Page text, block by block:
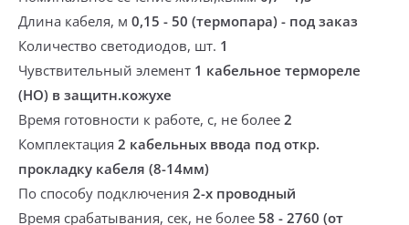
Длина кабеля, м 0,15 - 50 (термопара) - под заказ
Количество светодиодов, шт. 1
Чувствительный элемент 1 кабельное термореле
(НО) в защитн.кожухе
Время готовности к работе, с, не более 2
Комплектация 2 кабельных ввода под откр.
прокладку кабеля (8-14мм)
По способу подключения 2-х проводный
Время срабатывания, сек, не более 58 - 2760 (от